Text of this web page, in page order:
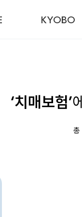
KYOBO
‘치매보험’
총